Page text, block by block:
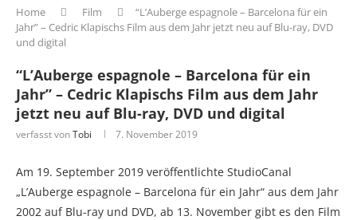
Home Film
“L’Auberge espagnole – Barcelona für ein
Jahr” – Cedric Klapischs Film aus dem Jahr jetzt neu auf Blu-ray, DVD
und digital
“L’Auberge espagnole – Barcelona für ein
Jahr” – Cedric Klapischs Film aus dem Jahr
jetzt neu auf Blu-ray, DVD und digital
verfasst vonTobi 7. November 2019
Am 19. September 2019 veröffentlichte StudioCanal
„L’Auberge espagnole – Barcelona für ein Jahr“ aus dem Jahr
2002 auf Blu-ray und DVD, ab 13. November gibt es den Film